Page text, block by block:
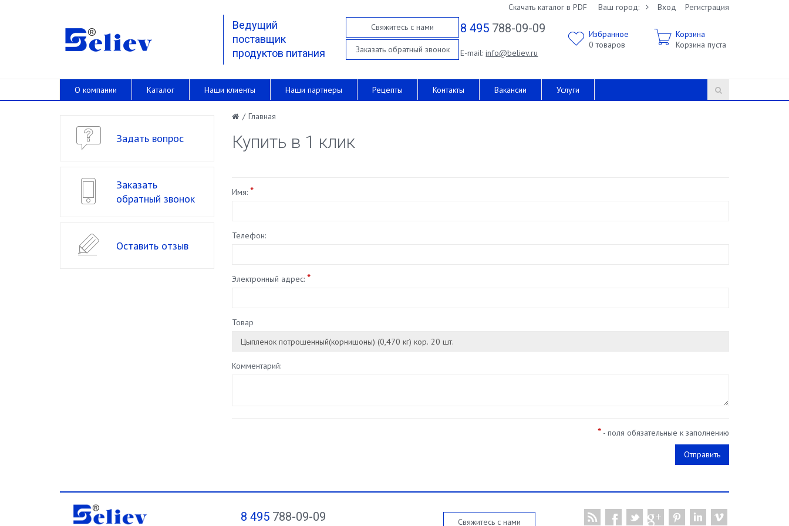
Скачать каталог в PDF Ваш город: Вход Регистрация
Ведущий
поставщик
продуктов питания
Свяжитесь с нами
Заказать обратный звонок
8 495 788-09-09
E-mail:info@believ.ru
Избранное
0 товаров
Корзина
Корзина пуста
О компании Каталог Наши клиенты Наши партнеры Рецепты Контакты Вакансии Услуги
/ Главная
Купить в 1 клик
Имя: *
Телефон:
Электронный адрес: *
Товар
Комментарий:
* - поля обязательные к заполнению
Задать вопрос
Заказать
обратный звонок
Оставить отзыв
8 495788-09-09 Свяжитесь с нами